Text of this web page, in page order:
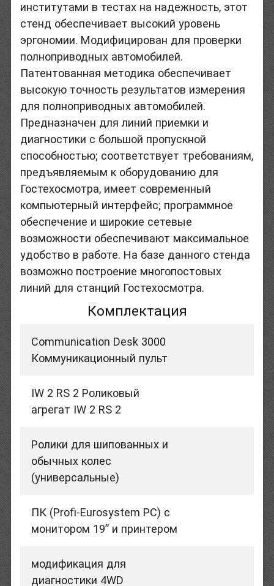
институтами в тестах на надежность, этот
стенд обеспечивает высокий уровень
эргономии. Модифицирован для проверки
полноприводных автомобилей.
Патентованная методика обеспечивает
высокую точность результатов измерения
для полноприводных автомобилей.
Предназначен для линий приемки и
диагностики с большой пропускной
способностью; соответствует требованиям,
предъявляемым к оборудованию для
Гостехосмотра, имеет современный
компьютерный интерфейс; программное
обеспечение и широкие сетевые
возможности обеспечивают максимальное
удобство в работе. На базе данного стенда
возможно построение многопостовых
линий для станций Гостехосмотра.
Комплектация
Communication Desk 3000
Коммуникационный пульт
IW 2 RS 2 Роликовый
агрегат IW 2 RS 2
Ролики для шипованных и
обычных колес
(универсальные)
ПК (Profi-Eurosystem PC) с
монитором 19” и принтером
модификация для
диагностики 4WD